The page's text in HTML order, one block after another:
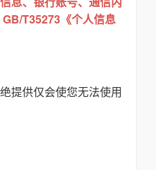
T35273《个人信息
提供仅会使您无法使用